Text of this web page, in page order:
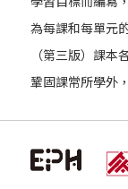
為每課和每單元
（第三版）課
鞏固課常所學外